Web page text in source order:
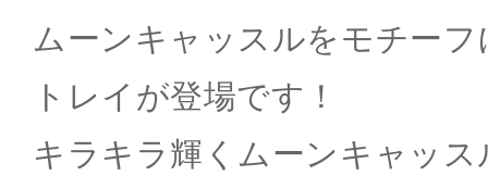
ムーンキャッスルをモチー
トレイが登場です！
キラキラ輝くムーンキャッス